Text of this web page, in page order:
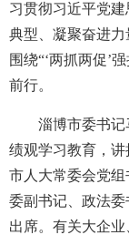
习贯彻习近平党
典型、凝聚奋进力
围绕“‘两抓两促’
前行。
淄博市委书记
绩观学习教育，讲
市人大常委会党
委副书记、政法
出席。有关大企